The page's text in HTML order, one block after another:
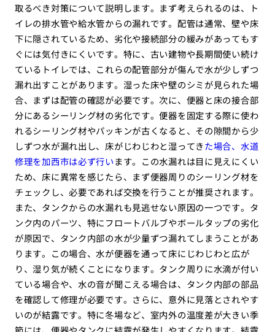
取るべき対策について説明します。まず考えられるのは、ト
イレの排水管や給水管からの漏れです。配管は通常、壁や床
下に隠されているため、劣化や接続部分の緩みがあってもす
ぐには気付きにくいです。特に、古い建物や長期間使い続け
ているトイレでは、これらの配管部分が傷んで水が少しずつ
漏れ出すことがあります。湿った床や壁のシミが見られた場
合、まずは配管の確認が必要です。次に、便器と床の接合部
分にあるシーリング材の劣化です。便器を固定する際に使わ
れるシーリング材やパッキンが古くなると、その隙間から少
しずつ水が漏れ出し、床がじわじわと湿ってきた場合、水道
修理を加西市は必ず行います。この水漏れは目に見えにくい
ため、床に異常を感じたら、まず便器周りのシーリング材を
チェックし、必要であれば交換を行うことが推奨されます。
また、タンクからの水漏れも見逃せない原因の一つです。タ
ンク内のパーツ、特にフロートバルブやボールタップの劣化
が原因で、タンク内部の水が少量ずつ漏れてしまうことがあ
ります。この場合、水が便器を通って床にじわじわと広が
り、湿り気が続くことになります。タンク周りに水滴が付い
ている場合や、水の音が聞こえる場合は、タンク内部の部品
を確認して修理が必要です。さらに、意外に見落とされやす
いのが結露です。特に冬場など、室内外の温度差が大きい季